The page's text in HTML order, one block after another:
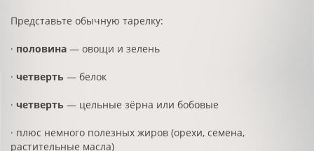
Представьте обычную тарелку:
· половина — овощи и зелень
· четверть — белок
· четверть — цельные зёрна или бобовые
· плюс немного полезных жиров (орехи, семена,
растительные масла)